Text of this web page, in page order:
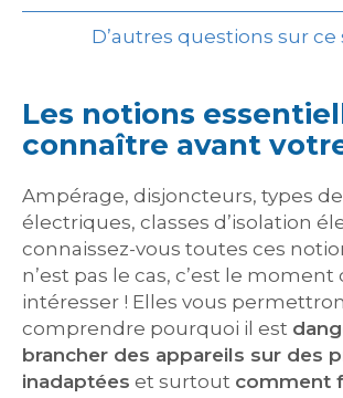
D’autres questions sur ce
Les notions
connaître avant
Ampérage, disjoncteurs, types
électriques, classes d’isolation
connaissez-vous toutes ces
n’est pas le cas, c’est le moment
intéresser ! Elles vous
comprendre pourquoi il est
brancher des appareils sur des
inadaptées et surtout comment